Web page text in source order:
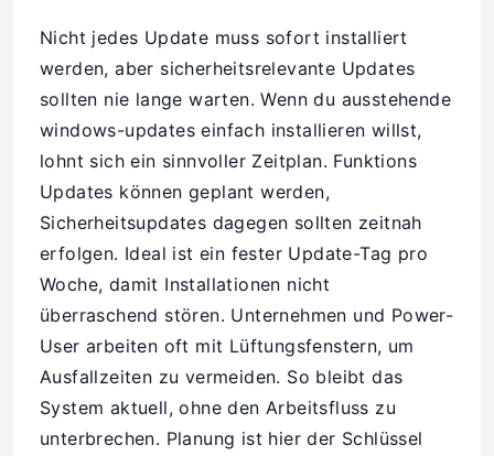
Nicht jedes Update muss sofort installiert
werden, aber sicherheitsrelevante Updates
sollten nie lange warten. Wenn du ausstehende
windows-updates einfach installieren willst,
lohnt sich ein sinnvoller Zeitplan. Funktions
Updates können geplant werden,
Sicherheitsupdates dagegen sollten zeitnah
erfolgen. Ideal ist ein fester Update-Tag pro
Woche, damit Installationen nicht
überraschend stören. Unternehmen und Power-
User arbeiten oft mit Lüftungsfenstern, um
Ausfallzeiten zu vermeiden. So bleibt das
System aktuell, ohne den Arbeitsfluss zu
unterbrechen. Planung ist hier der Schlüssel